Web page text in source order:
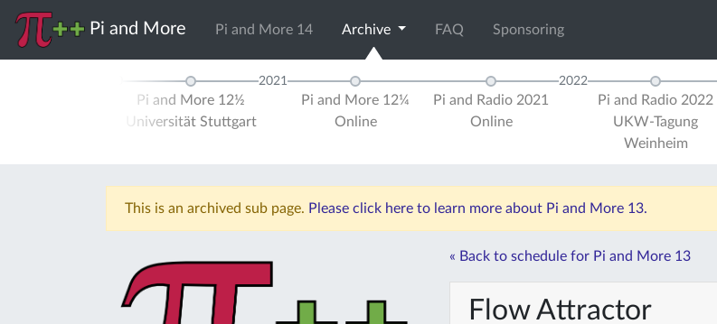
Pi and More Pi and More 14 Archive FAQ Sponsoring
Pi and More 12½
Universität Stuttgart
2021
Pi and More 12¼
Online
Pi and Radio 2021
Online
2022
Pi and Radio 2022
UKW-Tagung
Weinheim
This is an archived sub page. Please click here to learn more about Pi and More 13.
« Back to schedule for Pi and More 13
Flow Attractor